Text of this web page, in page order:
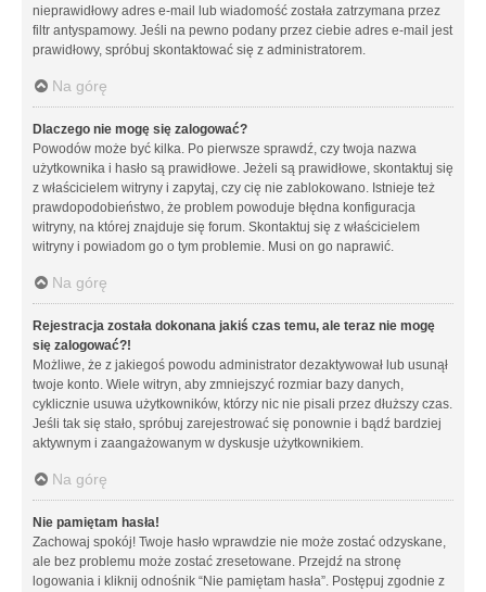
nieprawidłowy adres e-mail lub wiadomość została zatrzymana przez
filtr antyspamowy. Jeśli na pewno podany przez ciebie adres e-mail jest
prawidłowy, spróbuj skontaktować się z administratorem.
Na górę
Dlaczego nie mogę się zalogować?
Powodów może być kilka. Po pierwsze sprawdź, czy twoja nazwa
użytkownika i hasło są prawidłowe. Jeżeli są prawidłowe, skontaktuj się
z właścicielem witryny i zapytaj, czy cię nie zablokowano. Istnieje też
prawdopodobieństwo, że problem powoduje błędna konfiguracja
witryny, na której znajduje się forum. Skontaktuj się z właścicielem
witryny i powiadom go o tym problemie. Musi on go naprawić.
Na górę
Rejestracja została dokonana jakiś czas temu, ale teraz nie mogę
się zalogować?!
Możliwe, że z jakiegoś powodu administrator dezaktywował lub usunął
twoje konto. Wiele witryn, aby zmniejszyć rozmiar bazy danych,
cyklicznie usuwa użytkowników, którzy nic nie pisali przez dłuższy czas.
Jeśli tak się stało, spróbuj zarejestrować się ponownie i bądź bardziej
aktywnym i zaangażowanym w dyskusje użytkownikiem.
Na górę
Nie pamiętam hasła!
Zachowaj spokój! Twoje hasło wprawdzie nie może zostać odzyskane,
ale bez problemu może zostać zresetowane. Przejdź na stronę
logowania i kliknij odnośnik “Nie pamiętam hasła”. Postępuj zgodnie z